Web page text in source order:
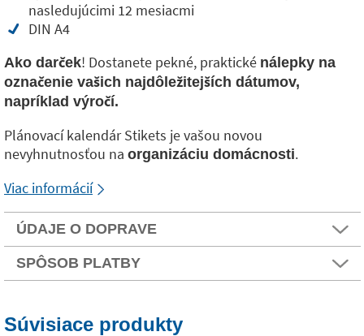
nasledujúcimi 12 mesiacmi
DIN A4
Ako darček! Dostanete pekné, praktické nálepky na
označenie vašich najdôležitejších dátumov,
napríklad výročí.
Plánovací kalendár Stikets je vašou novou
nevyhnutnosťou na organizáciu domácnosti.
Viac informácií
ÚDAJE O DOPRAVE
SPÔSOB PLATBY
Súvisiace produkty